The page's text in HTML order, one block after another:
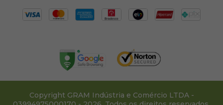
Copyright GRAM Indústria e Comércio LTDA -